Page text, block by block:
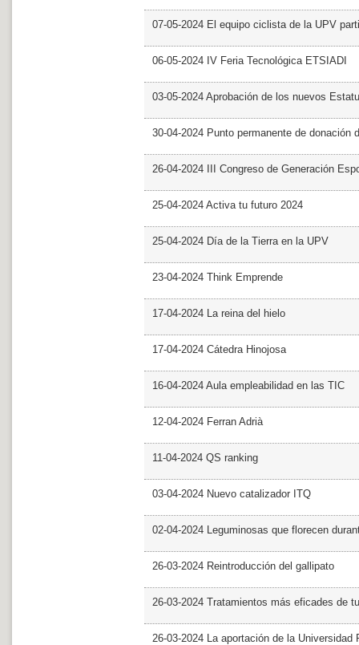
07-05-2024 El equipo ciclista de la UPV
06-05-2024 IV Feria Tecnológica ETSIADI
03-05-2024 Aprobación de los nuevos
30-04-2024 Punto permanente de donación
26-04-2024 III Congreso de Generación
25-04-2024 Activa tu futuro 2024
25-04-2024 Día de la Tierra en la UPV
23-04-2024 Think Emprende
17-04-2024 La reina del hielo
17-04-2024 Cátedra Hinojosa
16-04-2024 Aula empleabilidad en las TIC
12-04-2024 Ferran Adrià
11-04-2024 QS ranking
03-04-2024 Nuevo catalizador ITQ
02-04-2024 Leguminosas que florecen
26-03-2024 Reintroducción del gallipato
26-03-2024 Tratamientos más eficades de
26-03-2024 La aportación de la Universidad